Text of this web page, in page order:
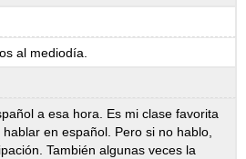
al mediodía.
a esa hora. Es mi clase favorita
en español. Pero si no hablo,
También algunas veces la